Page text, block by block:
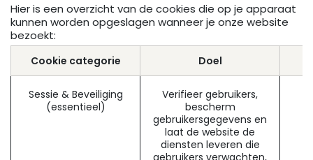
Hier is een overzicht van de cookies die op je apparaat
kunnen worden opgeslagen wanneer je onze website
bezoekt:
Cookie categorie Doel
Sessie & Beveiliging
(essentieel)
Verifieer gebruikers,
bescherm
gebruikersgegevens en
laat de website de
diensten leveren die
gebruikers verwachten,